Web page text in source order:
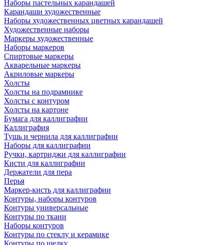
Наборы пастельных карандашей
Карандаши художественные
Наборы художественных цветных карандашей
Художественные наборы
Маркеры художественные
Наборы маркеров
Спиртовые маркеры
Акварельные маркеры
Акриловые маркеры
Холсты
Холсты на подрамнике
Холсты с контуром
Холсты на картоне
Бумага для каллиграфии
Каллиграфия
Тушь и чернила для каллиграфии
Наборы для каллиграфии
Ручки, картриджи для каллиграфии
Кисти для каллиграфии
Держатели для пера
Перья
Маркер-кисть для каллиграфии
Контуры, наборы контуров
Контуры универсальные
Контуры по ткани
Наборы контуров
Контуры по стеклу и керамике
Контуры по шелку